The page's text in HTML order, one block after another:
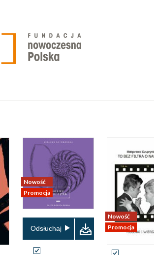
Nowość
Promocja
Odsłuchaj
Nowość
Promocja